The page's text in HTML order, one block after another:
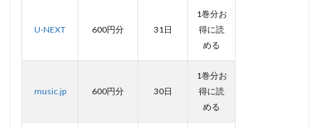
U-NEXT 600円分 31日
1巻分お
得に読
める
music.jp 600円分 30日
1巻分お
得に読
める